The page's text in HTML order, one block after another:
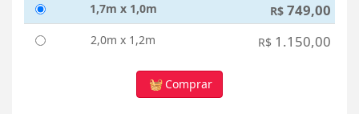
1,7m x 1,0m R$ 749,00
2,0m x 1,2m R$ 1.150,00
Comprar